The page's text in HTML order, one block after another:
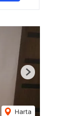
Harta
Next